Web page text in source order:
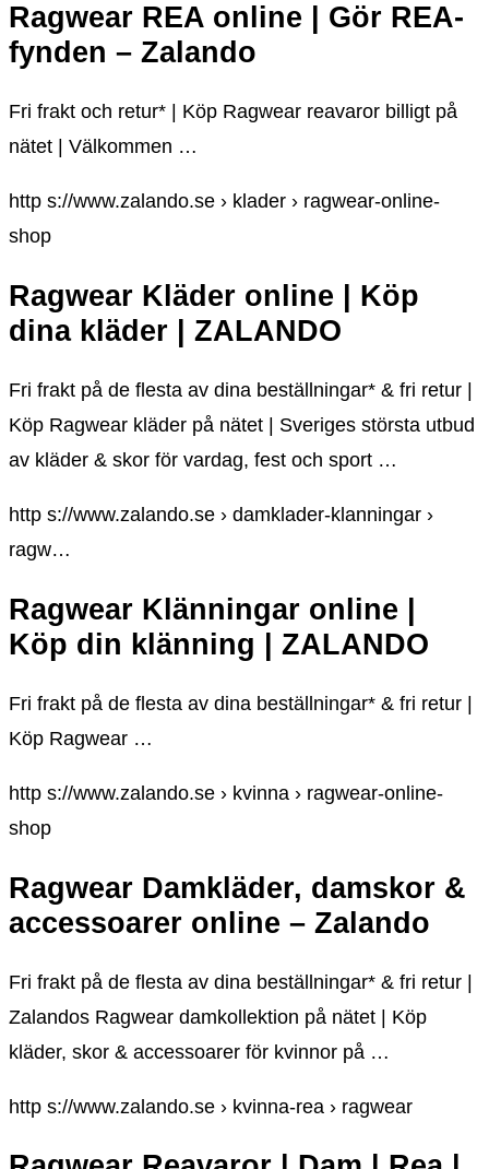
Ragwear REA online | Gör REA-
fynden – Zalando
Fri frakt och retur* | Köp Ragwear reavaror billigt på
nätet | Välkommen …
http s://www.zalando.se › klader › ragwear-online-
shop
Ragwear Kläder online | Köp
dina kläder | ZALANDO
Fri frakt på de flesta av dina beställningar* & fri retur |
Köp Ragwear kläder på nätet | Sveriges största utbud
av kläder & skor för vardag, fest och sport …
http s://www.zalando.se › damklader-klanningar ›
ragw…
Ragwear Klänningar online |
Köp din klänning | ZALANDO
Fri frakt på de flesta av dina beställningar* & fri retur |
Köp Ragwear …
http s://www.zalando.se › kvinna › ragwear-online-
shop
Ragwear Damkläder, damskor &
accessoarer online – Zalando
Fri frakt på de flesta av dina beställningar* & fri retur |
Zalandos Ragwear damkollektion på nätet | Köp
kläder, skor & accessoarer för kvinnor på …
http s://www.zalando.se › kvinna-rea › ragwear